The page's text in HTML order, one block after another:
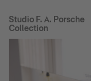
Studio F. A. Porsche
Collection